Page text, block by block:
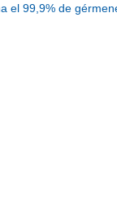
el 99,9% de